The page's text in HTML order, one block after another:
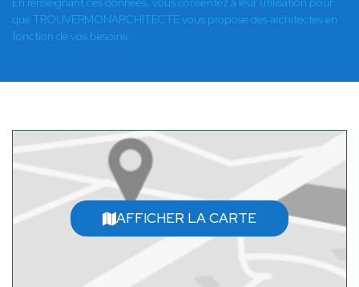
que TROUVERMONARCHITECTE vous propose des architectes en
fonction de vos besoins.
AFFICHER LA CARTE